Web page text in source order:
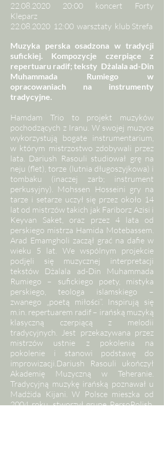
22.08.2020 20:00 koncert Forty
Kleparz
22.08.2020 12:00 warsztaty klub Strefa
Muzyka perska osadzona w tradycji
sufickiej. Kompozycje czerpiące z
repertuaru radif; teksty Dżalala ad-Din
Muhammada Rumiego w
opracowaniach na instrumenty
tradycyjne.
Hamdam Trio to projekt muzyków
pochodzących z Iranu. W swojej muzyce
wykorzystują bogate instrumentarium,
w którym mistrzostwo zdobywali przez
lata. Dariush Rasouli studiował grę na
neju (flet), torze (lutnia długoszyjkowa) i
tombaku (inaczej zarb; instrument
perkusyjny). Mohssen Hosseini gry na
tarze i setarze uczył się przez około 14
lat od mistrzów takich jak Fariborz Azisi i
Keyvan Saket, oraz przez 4 lata od
perskiego mistrza Hamida Motebassem.
Arad Emamgholi zaczął grać na dafie w
wieku 5 lat. We wspólnym projekcie
podjęli się muzycznej interpretacji
tekstów Dżalala ad-Din Muhammada
Rumiego – sufickiego poety, mistyka
perskiego, teologa islamskiego –
zwanego „poetą miłości”. Inspirują się
m.in. repertuarem radif – irańską muzyką
klasyczną czerpiącą z melodii
tradycyjnych. Jest przekazywana przez
mistrzów ustnie z pokolenia na
pokolenie i stanowi podstawę do
improwizacji.Dariush Rasouli ukończył
Akademię Muzyczną w Teheranie.
Tradycyjną muzykę irańską poznawał u
Madżida Kijani. W Polsce mieszka od
2004 roku, stworzył grupę PersoPolish,